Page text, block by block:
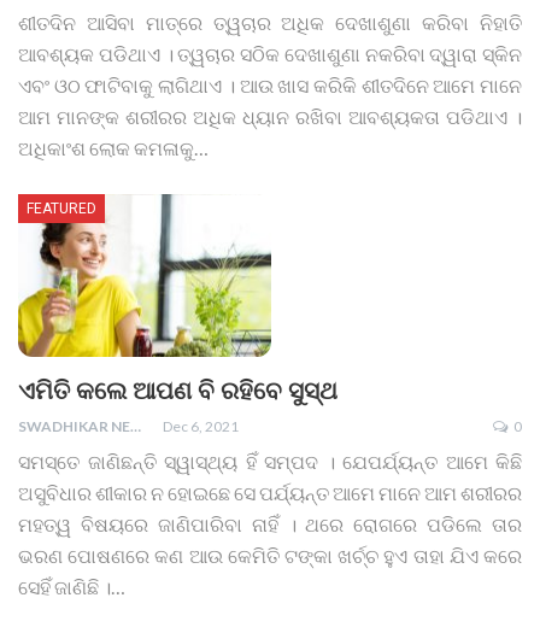
ଶୀତଦିନ ଆସିବା ମାତ୍ରେ ତ୍ୱଚାର ଅଧିକ ଦେଖାଶୁଣା କରିବା ନିହାତି
ଆବଶ୍ୟକ ପଡିଥାଏ । ତ୍ୱଚାର ସଠିକ ଦେଖାଶୁଣା ନକରିବା ଦ୍ୱାରା ସ୍କିନ
ଏବଂ ଓଠ ଫାଟିବାକୁ ଲାଗିଥାଏ । ଆଉ ଖାସ କରିକି ଶୀତଦିନେ ଆମେ ମାନେ
ଆମ ମାନଙ୍କ ଶରୀରର ଅଧିକ ଧ୍ୟାନ ରଖିବା ଆବଶ୍ୟକତା ପଡିଥାଏ ।
ଅଧିକାଂଶ ଲୋକ କମଳାକୁ…
FEATURED
ଏମିତି କଲେ ଆପଣ ବି ରହିବେ ସୁସ୍ଥ
SWADHIKAR NEWS Dec 6, 2021 0
ସମସ୍ତେ ଜାଣିଛନ୍ତି ସ୍ୱାସ୍ଥ୍ୟ ହିଁ ସମ୍ପଦ । ଯେପର୍ଯ୍ୟନ୍ତ ଆମେ କିଛି
ଅସୁବିଧାର ଶୀକାର ନ ହୋଇଛେ ସେ ପର୍ଯ୍ୟନ୍ତ ଆମେ ମାନେ ଆମ ଶରୀରର
ମହତ୍ୱ ବିଷୟରେ ଜାଣିପାରିବା ନାହିଁ । ଥରେ ରୋଗରେ ପଡିଲେ ତାର
ଭରଣ ପୋଷଣରେ କଣ ଆଉ କେମିତି ଟଙ୍କା ଖର୍ଚ୍ଚ ହୁଏ ତାହା ଯିଏ କରେ
ସେହିଁ ଜାଣିଛି ।